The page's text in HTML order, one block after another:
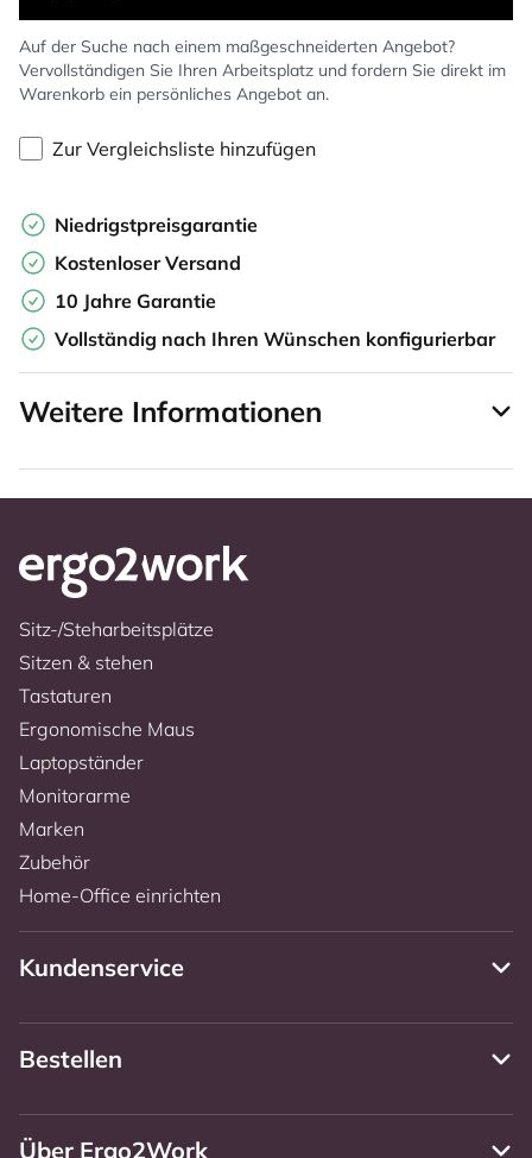
Auf der Suche nach einem maßgeschneiderten Angebot?
Vervollständigen Sie Ihren Arbeitsplatz und fordern Sie direkt im
Warenkorb ein persönliches Angebot an.
Zur Vergleichsliste hinzufügen
Niedrigstpreisgarantie
Kostenloser Versand
10 Jahre Garantie
Vollständig nach Ihren Wünschen konfigurierbar
Weitere Informationen
Sitz-/Steharbeitsplätze
Sitzen & stehen
Tastaturen
Ergonomische Maus
Laptopständer
Monitorarme
Marken
Zubehör
Home-Office einrichten
Kundenservice
Bestellen
Über Ergo2Work